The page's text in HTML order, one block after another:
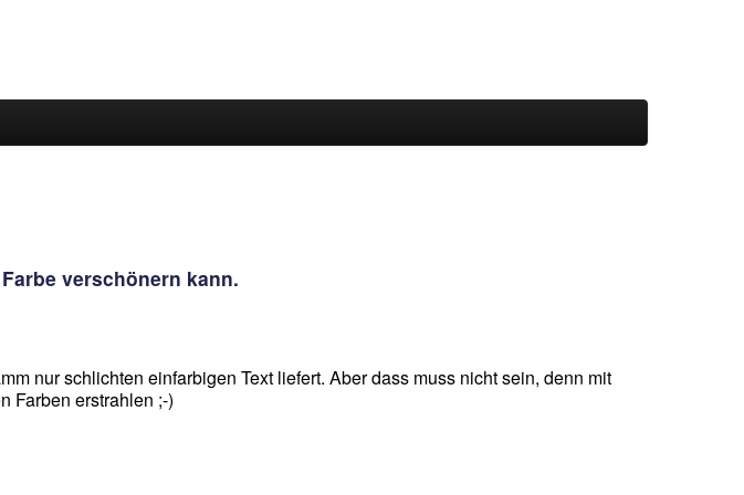
verschönern kann.
nur schlichten einfarbigen Text liefert. Aber dass muss nicht sein, denn mit
Farben erstrahlen ;-)